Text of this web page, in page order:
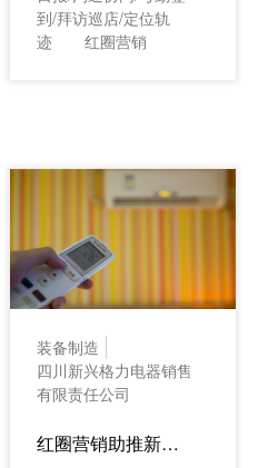
到/拜访巡店/定位轨
迹
红圈营销
装备制造
四川新兴格力电器销售
有限责任公司
红圈营销助推新兴格力提效增收